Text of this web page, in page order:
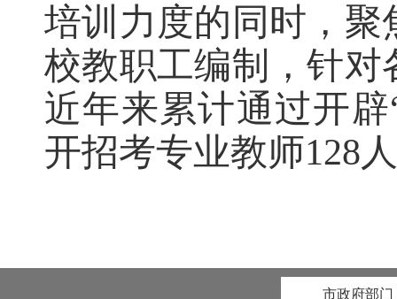
培训力度的同时，
校教职工编制，针
近年来累计通过开辟
开招考专业教师128
市政府部门